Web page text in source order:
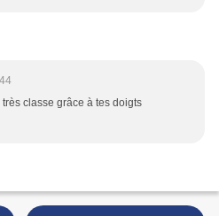
classe grâce à tes doigts